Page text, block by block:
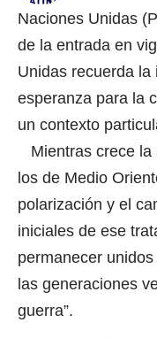
Naciones Unidas
de la entrada en
Unidas recuerda
esperanza para la
un contexto
Mientras crece la
los de Medio
polarización y el
iniciales de ese
permanecer
las generaciones
guerra”.